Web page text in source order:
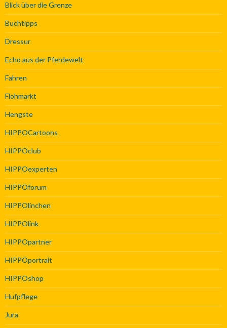
Blick über die Grenze
Buchtipps
Dressur
Echo aus der Pferdewelt
Fahren
Flohmarkt
Hengste
HIPPOCartoons
HIPPOclub
HIPPOexperten
HIPPOforum
HIPPOlinchen
HIPPOlink
HIPPOpartner
HIPPOportrait
HIPPOshop
Hufpflege
Jura